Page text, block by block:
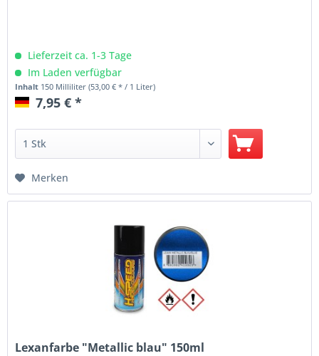
Lieferzeit ca. 1-3 Tage
Im Laden verfügbar
Inhalt 150 Milliliter(53,00 € * / 1 Liter)
7,95 € *
Merken
Lexanfarbe "Metallic blau" 150ml